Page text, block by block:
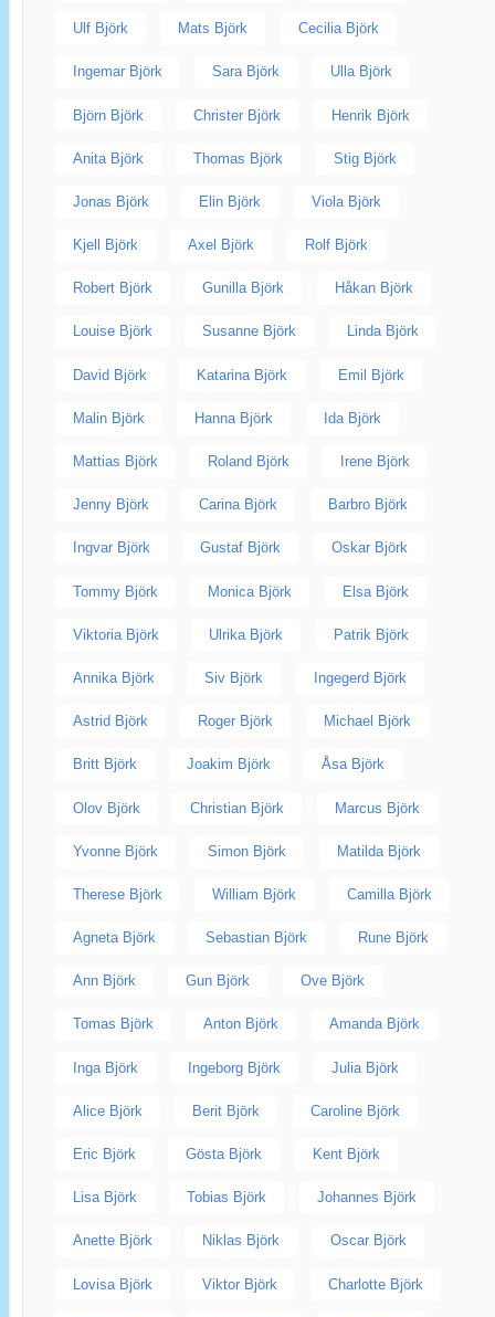
Ulf Björk Mats Björk Cecilia Björk
Ingemar Björk Sara Björk Ulla Björk
Björn Björk Christer Björk Henrik Björk
Anita Björk Thomas Björk Stig Björk
Jonas Björk Elin Björk Viola Björk
Kjell Björk Axel Björk Rolf Björk
Robert Björk Gunilla Björk Håkan Björk
Louise Björk Susanne Björk Linda Björk
David Björk Katarina Björk Emil Björk
Malin Björk Hanna Björk Ida Björk
Mattias Björk Roland Björk Irene Björk
Jenny Björk Carina Björk Barbro Björk
Ingvar Björk Gustaf Björk Oskar Björk
Tommy Björk Monica Björk Elsa Björk
Viktoria Björk Ulrika Björk Patrik Björk
Annika Björk Siv Björk Ingegerd Björk
Astrid Björk Roger Björk Michael Björk
Britt Björk Joakim Björk Åsa Björk
Olov Björk Christian Björk Marcus Björk
Yvonne Björk Simon Björk Matilda Björk
Therese Björk William Björk Camilla Björk
Agneta Björk Sebastian Björk Rune Björk
Ann Björk Gun Björk Ove Björk
Tomas Björk Anton Björk Amanda Björk
Inga Björk Ingeborg Björk Julia Björk
Alice Björk Berit Björk Caroline Björk
Eric Björk Gösta Björk Kent Björk
Lisa Björk Tobias Björk Johannes Björk
Anette Björk Niklas Björk Oscar Björk
Lovisa Björk Viktor Björk Charlotte Björk